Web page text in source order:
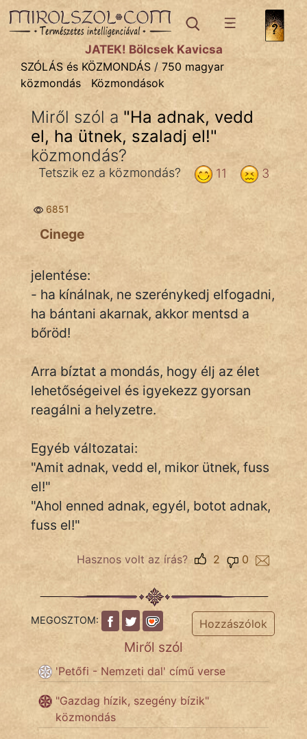
SZÓLÁS ÉS KÖZMONDÁStémák:
Bibliai
Kifejezések
Közmondások
Rímelő
Szállóigék
Szóláscsoportok
Szólások
Tréfás
SZÓLÁS
És
KÖZMONDÁS
PSZICHO
ZENE
És
TÖRTÉNELEM
Népszerű szerzőink:
cinege
fantom
JÁTÉK! Bölcsek Kavicsa
SZÓLÁS és KÖZMONDÁS / 750 magyar
közmondás
Közmondások
Miről szól a "Ha adnak, vedd
el, ha ütnek, szaladj el!"
közmondás?
3
11
Tetszik ez a közmondás?
6851
Cinege
jelentése:
- ha kínálnak, ne szerénykedj elfogadni,
ha bántani akarnak, akkor mentsd a
bőröd!
Arra bíztat a mondás, hogy élj az élet
lehetőségeivel és igyekezz gyorsan
reagálni a helyzetre.
Egyéb változatai:
"Amit adnak, vedd el, mikor ütnek, fuss
el!"
"Ahol enned adnak, egyél, botot adnak,
fuss el!"
Hasznos volt az írás? 0
2
MEGOSZTOM: Hozzászólok
Miről szól
'Petőfi - Nemzeti dal' című verse
"Gazdag hízik, szegény bízik"
közmondás